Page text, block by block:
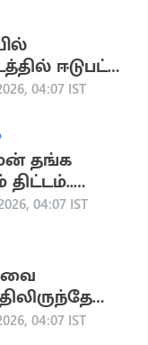
ஈடுபட்ட
அறைந்த
04:07 IST
தங்க
புதிய
04:07 IST
வந்தது
04:07 IST